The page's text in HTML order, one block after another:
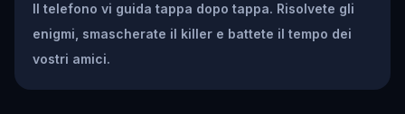
Il telefono vi guida tappa dopo tappa. Risolvete gli
enigmi, smascherate il killer e battete il tempo dei
vostri amici.